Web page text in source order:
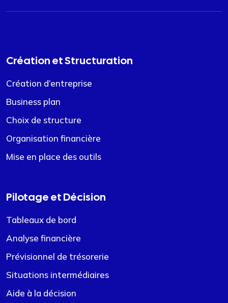
Création et Structuration
Création d’entreprise
Business plan
Choix de structure
Organisation financière
Mise en place des outils
Pilotage et Décision
Tableaux de bord
Analyse financière
Prévisionnel de trésorerie
Situations intermédiaires
Aide à la décision